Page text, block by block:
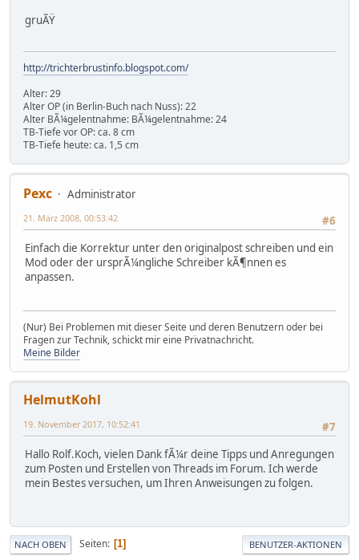
gruÃŸ
http://trichterbrustinfo.blogspot.com/
Alter: 29
Alter OP (in Berlin-Buch nach Nuss): 22
Alter BÃ¼gelentnahme: BÃ¼gelentnahme: 24
TB-Tiefe vor OP: ca. 8 cm
TB-Tiefe heute: ca. 1,5 cm
Pexc
Administrator
#6
21. März 2008, 00:53:42
Einfach die Korrektur unter den originalpost schreiben und ein
Mod oder der ursprÃ¼ngliche Schreiber kÃ¶nnen es
anpassen.
(Nur) Bei Problemen mit dieser Seite und deren Benutzern oder bei
Fragen zur Technik, schickt mir eine Privatnachricht.
Meine Bilder
HelmutKohl
#7
19. November 2017, 10:52:41
Hallo Rolf.Koch, vielen Dank fÃ¼r deine Tipps und Anregungen
zum Posten und Erstellen von Threads im Forum. Ich werde
mein Bestes versuchen, um Ihren Anweisungen zu folgen.
NACH OBEN Seiten 1 BENUTZER-AKTIONEN